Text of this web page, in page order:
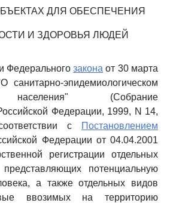
ДЛЯ ОБЕСПЕЧЕНИЯ
И ЗДОРОВЬЯ ЛЮДЕЙ
Федеральногозакона от 30 марта
эпидемиологическом
населения" (Собрание
Федерации, 1999, N 14,
с
Постановлением
Федерации от 04.04.2001
регистрации отдельных
потенциальную
а также отдельных видов
ввозимых на территорию